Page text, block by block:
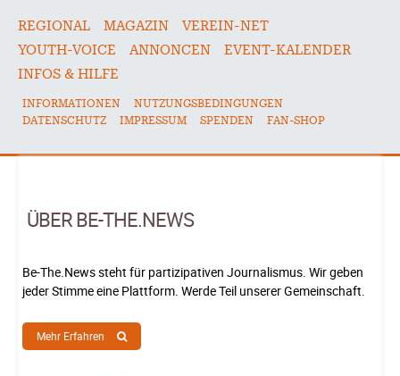
REGIONAL MAGAZIN
VEREIN-NET
YOUTH-VOICE
ANNONCEN
EVENT-KALENDER
INFOS & HILFE
INFORMATIONEN
NUTZUNGSBEDINGUNGEN
DATENSCHUTZ
IMPRESSUM SPENDEN FAN-SHOP
ÜBER BE-THE.NEWS
Be-The.News steht für partizipativen Journalismus. Wir geben
jeder Stimme eine Plattform. Werde Teil unserer Gemeinschaft.
Mehr Erfahren